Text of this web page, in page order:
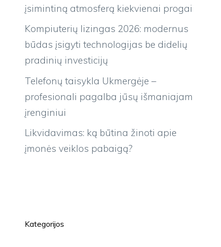
įsimintiną atmosferą kiekvienai progai
Kompiuterių lizingas 2026: modernus
būdas įsigyti technologijas be didelių
pradinių investicijų
Telefonų taisykla Ukmergėje –
profesionali pagalba jūsų išmaniajam
įrenginiui
Likvidavimas: ką būtina žinoti apie
įmonės veiklos pabaigą?
Kategorijos